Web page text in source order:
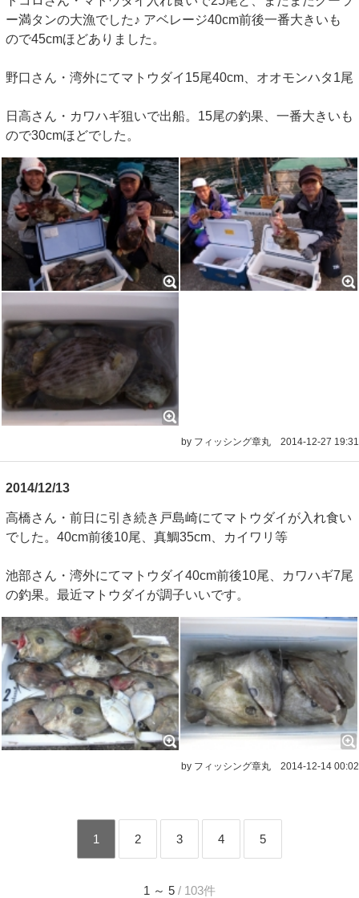
ー満タンの大漁でした♪ アベレージ40cm前後一番大きいも
ので45cmほどありました。
野口さん・湾外にてマトウダイ15尾40cm、オオモンハタ1尾
日高さん・カワハギ狙いで出船。15尾の釣果、一番大きいも
ので30cmほどでした。
by フィッシング章丸 2014-12-27 19:31
2014/12/13
高橋さん・前日に引き続き戸島崎にてマトウダイが入れ食い
でした。40cm前後10尾、真鯛35cm、カイワリ等
池部さん・湾外にてマトウダイ40cm前後10尾、カワハギ7尾
の釣果。最近マトウダイが調子いいです。
by フィッシング章丸 2014-12-14 00:02
1 2 3 4 5
1 ～ 5 / 103件